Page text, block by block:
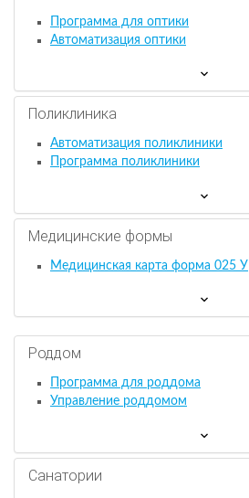
Программа для оптики
Автоматизация оптики
Поликлиника
Автоматизация поликлиники
Программа поликлиники
Медицинские формы
Медицинская карта форма 025 У
Роддом
Программа для роддома
Управление роддомом
Санатории